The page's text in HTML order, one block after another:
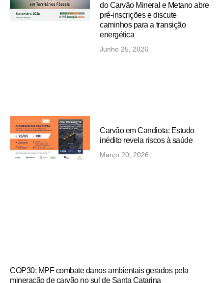
do Carvão Mineral e Metano abre
pré-inscrições e discute
caminhos para a transição
energética
Junho 25, 2026
Carvão em Candiota: Estudo
inédito revela riscos à saúde
Março 20, 2026
COP30: MPF combate danos ambientais gerados pela
mineração de carvão no sul de Santa Catarina